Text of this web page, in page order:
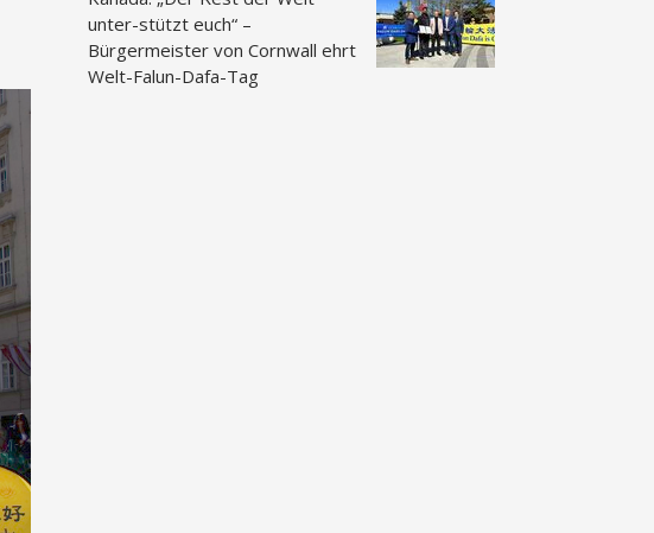
unter-stützt euch“ –
Bürgermeister von Cornwall ehrt
Welt-Falun-Dafa-Tag